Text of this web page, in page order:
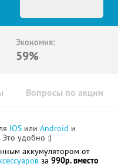
Экономия:
59%
Вопросы по акции
IOS или Android и
Это удобно :)
аккумулятором от
за 990р. вместо